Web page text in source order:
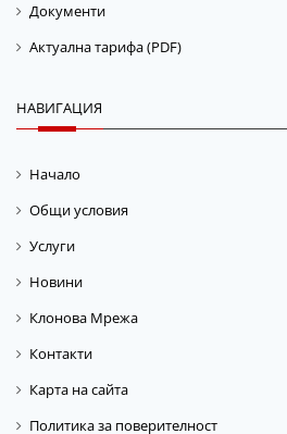
Документи
Актуална тарифа (PDF)
НАВИГАЦИЯ
Начало
Общи условия
Услуги
Новини
Клонова Мрежа
Контакти
Карта на сайта
Политика за поверителност